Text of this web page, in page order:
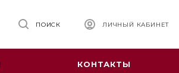
ЛИЧНЫЙ КАБИНЕТ
ПОИСК
КОНТАКТЫ